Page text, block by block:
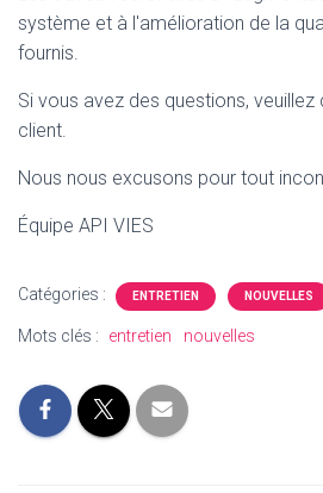
système et à l'amélioration de la
fournis.
Si vous avez des questions,
client.
Nous nous excusons pour tout
Équipe API VIES
Catégories : ENTRETIEN NOUVELLES
Mots clés : entretien nouvelles